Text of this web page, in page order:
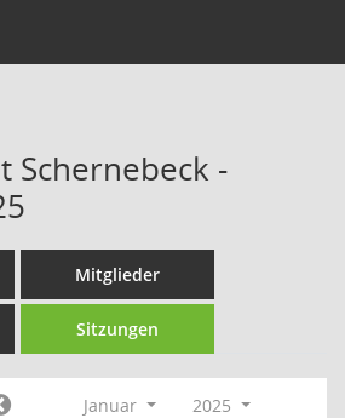
Schernebeck -
Mitglieder
Sitzungen
Januar
2025